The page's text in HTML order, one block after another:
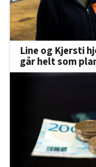
Line og Kjersti
går helt som